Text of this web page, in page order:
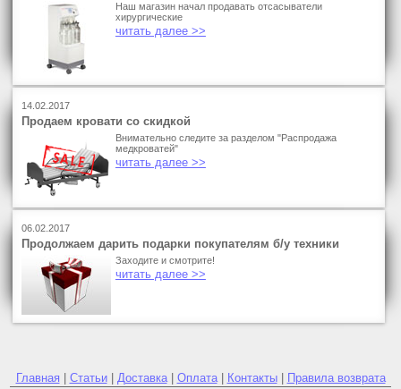
Наш магазин начал продавать отсасыватели
хирургические
читать далее >>
14.02.2017
Продаем кровати со скидкой
Внимательно следите за разделом "Распродажа
медкроватей"
читать далее >>
06.02.2017
Продолжаем дарить подарки покупателям б/у техники
Заходите и смотрите!
читать далее >>
Главная Статьи| Доставка| Оплата| Контакты| Правила возврата